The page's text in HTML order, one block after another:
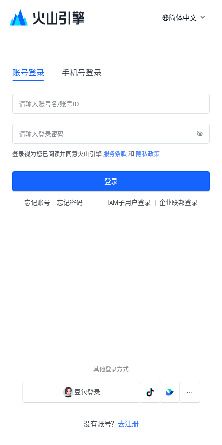
简体中文
账号登录 手机号登录
登录视为您已阅读并同意火山引擎 服务条款 和 隐私政策
登录
忘记账号 忘记密码 IAM子用户登录 | 企业联邦登录
其他登录方式
豆包登录
没有账号？ 去注册